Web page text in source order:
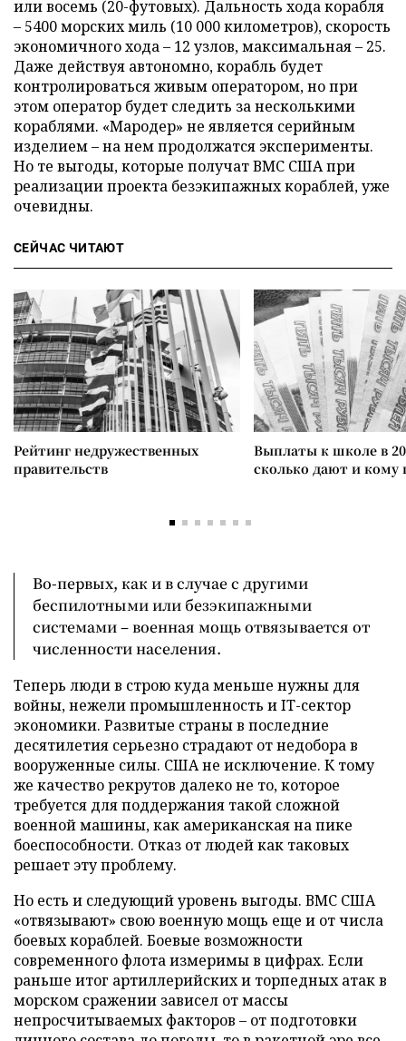
или восемь (20-футовых). Дальность хода корабля
– 5400 морских миль (10 000 километров), скорость
экономичного хода – 12 узлов, максимальная – 25.
Даже действуя автономно, корабль будет
контролироваться живым оператором, но при
этом оператор будет следить за несколькими
кораблями. «Мародер» не является серийным
изделием – на нем продолжатся эксперименты.
Но те выгоды, которые получат ВМС США при
реализации проекта безэкипажных кораблей, уже
очевидны.
СЕЙЧАС ЧИТАЮТ
Рейтинг недружественных
правительств
Выплаты к школе в
сколько дают и
Во-первых, как и в случае с другими
беспилотными или безэкипажными
системами – военная мощь отвязывается от
численности населения.
Теперь люди в строю куда меньше нужны для
войны, нежели промышленность и IT-сектор
экономики. Развитые страны в последние
десятилетия серьезно страдают от недобора в
вооруженные силы. США не исключение. К тому
же качество рекрутов далеко не то, которое
требуется для поддержания такой сложной
военной машины, как американская на пике
боеспособности. Отказ от людей как таковых
решает эту проблему.
Но есть и следующий уровень выгоды. ВМС США
«отвязывают» свою военную мощь еще и от числа
боевых кораблей. Боевые возможности
современного флота измеримы в цифрах. Если
раньше итог артиллерийских и торпедных атак в
морском сражении зависел от массы
непросчитываемых факторов – от подготовки